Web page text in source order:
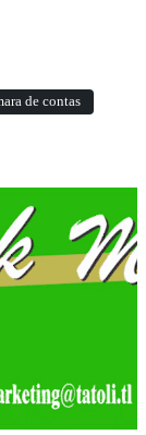
de contas